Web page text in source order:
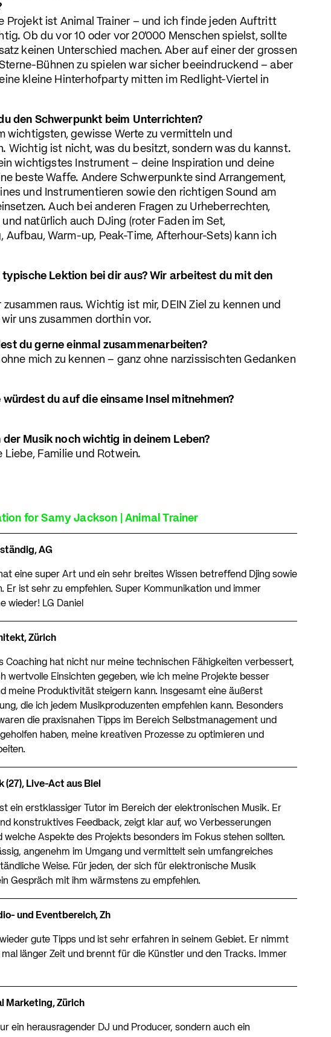
Projekt ist Animal Trainer – und ich finde jeden Auftritt
Ob du vor 10 oder vor 20'000 Menschen spielst, sollte
keinen Unterschied machen. Aber auf einer der grossen
Bühnen zu spielen war sicher beeindruckend – aber
kleine Hinterhofparty mitten im Redlight-Viertel in
den Schwerpunkt beim Unterrichten?
wichtigsten, gewisse Werte zu vermitteln und
Wichtig ist nicht, was du besitzt, sondern was du kannst.
wichtigstes Instrument – deine Inspiration und deine
beste Waffe. Andere Schwerpunkte sind Arrangement,
und Instrumentieren sowie den richtigen Sound am
Auch bei anderen Fragen zu Urheberrechten,
natürlich auch DJing (roter Faden im Set,
Aufbau, Warm-up, Peak-Time, Afterhour-Sets) kann ich
typische Lektion bei dir aus? Wir arbeitest du mit den
raus. Wichtig ist mir, DEIN Ziel zu kennen und
uns zusammen dorthin vor.
du gerne einmal zusammenarbeiten?
mich zu kennen – ganz ohne narzissischten Gedanken
du auf die einsame Insel mitnehmen?
der Musik noch wichtig in deinem Leben?
Liebe, Familie und Rotwein.
for Samy Jackson | Animal Trainer
AG
eine super Art und ein sehr breites Wissen betreffend Djing sowie
Er ist sehr zu empfehlen. Super Kommunikation und immer
wieder! LG Daniel
Zürich
Coaching hat nicht nur meine technischen Fähigkeiten verbessert,
wertvolle Einsichten gegeben, wie ich meine Projekte besser
meine Produktivität steigern kann. Insgesamt eine äußerst
die ich jedem Musikproduzenten empfehlen kann. Besonders
die praxisnahen Tipps im Bereich Selbstmanagement und
haben, meine kreativen Prozesse zu optimieren und
(27), Live-Act aus Biel
ein erstklassiger Tutor im Bereich der elektronischen Musik. Er
konstruktives Feedback, zeigt klar auf, wo Verbesserungen
welche Aspekte des Projekts besonders im Fokus stehen sollten.
angenehm im Umgang und vermittelt sein umfangreiches
Weise. Für jeden, der sich für elektronische Musik
Gespräch mit ihm wärmstens zu empfehlen.
und Eventbereich, Zh
gute Tipps und ist sehr erfahren in seinem Gebiet. Er nimmt
länger Zeit und brennt für die Künstler und den Tracks. Immer
Marketing, Zürich
ein herausragender DJ und Producer, sondern auch ein